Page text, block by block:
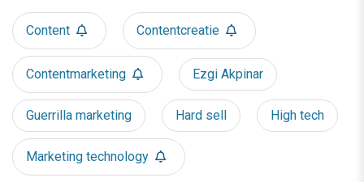
Content Contentcreatie
Contentmarketing Ezgi Akpinar
Guerrilla marketing Hard sell High tech
Marketing technology